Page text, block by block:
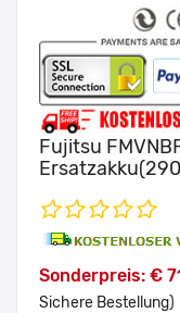
Fujitsu
Sonderpreis: €
Sichere Bestellung)